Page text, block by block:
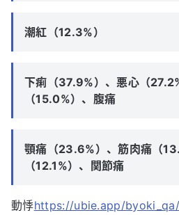
潮紅（12.3%）
下痢（37.9%）、悪心（
（15.0%）、腹痛
顎痛（23.6%）、筋肉痛（
（12.1%）、関節痛
動悸https://ubie.app/